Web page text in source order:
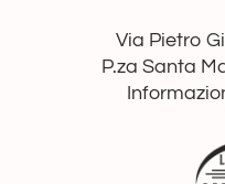
Via Pietro
P.za Santa